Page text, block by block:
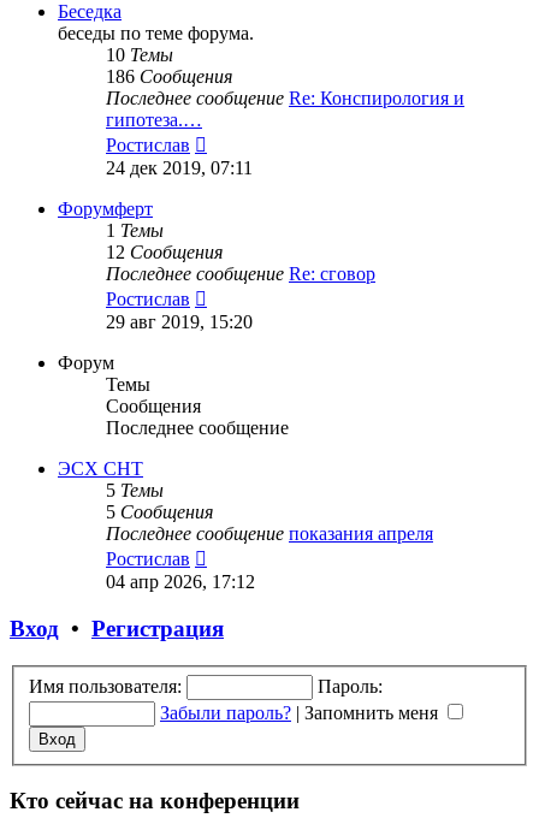
Беседка
беседы по теме форума.
10 Темы
186 Сообщения
Последнее сообщение Re: Конспирология и
гипотеза.…
Ростислав
к
24 дек 2019, 07:11
Форумферт
1 Темы
12 Сообщения
Последнее сообщение Re: сговор
Ростислав
к
29 авг 2019, 15:20
Форум
Темы
Сообщения
Последнее сообщение
ЭСХ СНТ
5 Темы
5 Сообщения
Последнее сообщение показания апреля
Ростислав
к
04 апр 2026, 17:12
Вход • Регистрация
Имя пользователя:
Пароль:
Забыли пароль? | Запомнить меня
Кто сейчас на конференции